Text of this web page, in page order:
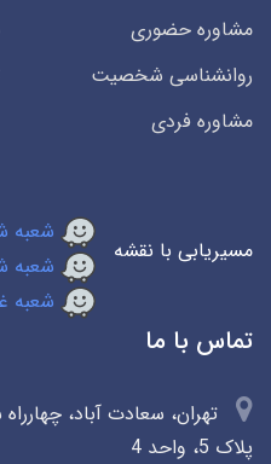
مشاوره حضوری
روانشناسی شخصیت
مشاوره فردی
مسیریابی با نقشه
شعبه
شعبه
شعبه
تماس با ما
تهران، سعادت آباد،
پلاک 5، واحد 4